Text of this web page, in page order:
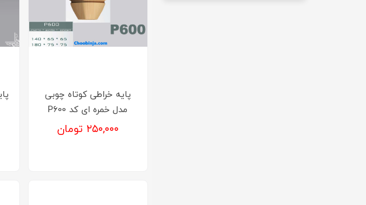
پایه خراطی کوتاه چوبی
مدل خمره ای کد P600
۲۵۰,۰۰۰ تومان